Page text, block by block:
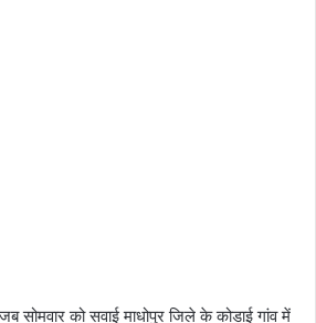
सोमवार को सवाई माधोपुर जिले के कोडाई गांव में